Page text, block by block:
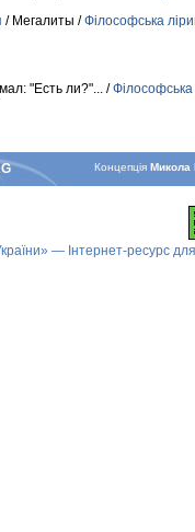
/ Мегалиты /Філософська
"Есть ли?"... /Філософська
КонцепцiяМикола
— Інтернет-ресурс